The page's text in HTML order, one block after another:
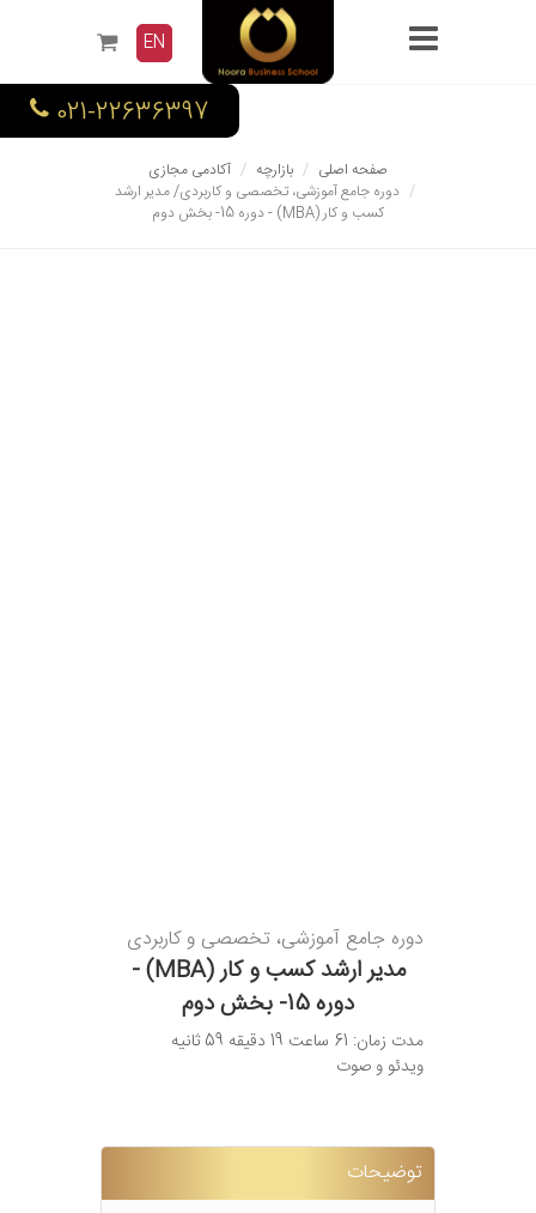
EN
صفحه اصلی بازارچه
آکادمی مجازی
دوره جامع آموزشی، تخصصی و کاربردی/ مدیر ارشد
کسب و کار (MBA) - دوره 15- بخش دوم
دوره جامع آموزشی، تخصصی و کاربردی
مدیر ارشد کسب و کار (MBA) -
دوره 15- بخش دوم
مدت زمان: 61 ساعت 19 دقیقه 59 ثانیه
ویدئو و صوت
توضیحات
021-22636397